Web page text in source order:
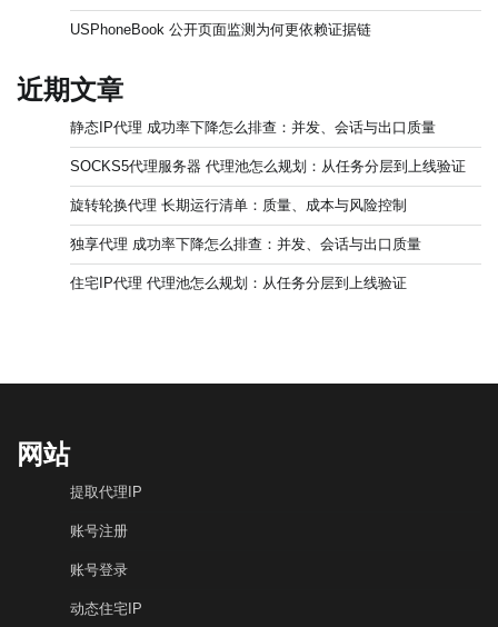
USPhoneBook 公开页面监测为何更依赖证据链
近期文章
静态IP代理 成功率下降怎么排查：并发、会话与出口质量
SOCKS5代理服务器 代理池怎么规划：从任务分层到上线验证
旋转轮换代理 长期运行清单：质量、成本与风险控制
独享代理 成功率下降怎么排查：并发、会话与出口质量
住宅IP代理 代理池怎么规划：从任务分层到上线验证
网站
提取代理IP
账号注册
账号登录
动态住宅IP